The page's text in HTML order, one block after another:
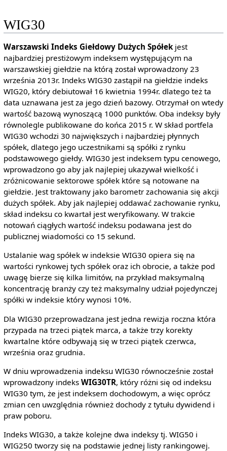
WIG30
Warszawski Indeks Giełdowy Dużych Spółekjest
najbardziej prestiżowym indeksem występującym na
warszawskiej giełdzie na którą został wprowadzony 23
września 2013r. Indeks WIG30 zastąpił na giełdzie indeks
WIG20, który debiutował 16 kwietnia 1994r. dlatego też ta
data uznawana jest za jego dzień bazowy. Otrzymał on wtedy
wartość bazową wynoszącą 1000 punktów. Oba indeksy były
równolegle publikowane do końca 2015 r. W skład portfela
WIG30 wchodzi 30 największych i najbardziej płynnych
spółek, dlatego jego uczestnikami są spółki z rynku
podstawowego giełdy. WIG30 jest indeksem typu cenowego,
wprowadzono go aby jak najlepiej ukazywał wielkość i
zróżnicowanie sektorowe spółek które są notowane na
giełdzie. Jest traktowany jako barometr zachowania się akcji
dużych spółek. Aby jak najlepiej oddawać zachowanie rynku,
skład indeksu co kwartał jest weryfikowany. W trakcie
notowań ciągłych wartość indeksu podawana jest do
publicznej wiadomości co 15 sekund.
Ustalanie wag spółek w indeksie WIG30 opiera się na
wartości rynkowej tych spółek oraz ich obrocie, a także pod
uwagę bierze się kilka limitów, na przykład maksymalną
koncentrację branży czy też maksymalny udział pojedynczej
spółki w indeksie który wynosi 10%.
Dla WIG30 przeprowadzana jest jedna rewizja roczna która
przypada na trzeci piątek marca, a także trzy korekty
kwartalne które odbywają się w trzeci piątek czerwca,
września oraz grudnia.
W dniu wprowadzenia indeksu WIG30 równocześnie został
wprowadzony indeks WIG30TR, który różni się od indeksu
WIG30 tym, że jest indeksem dochodowym, a więc oprócz
zmian cen uwzględnia również dochody z tytułu dywidend i
praw poboru.
Indeks WIG30, a także kolejne dwa indeksy tj. WIG50 i
WIG250 tworzy się na podstawie jednej listy rankingowej.